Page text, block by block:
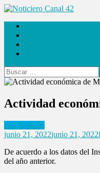
Saltar
contenido
Noticiero Canal 42
Buscar:
Actividad
Las Noticias
junio 21, 2022junio 21, 2022
De acuerdo a los datos del
del año anterior.